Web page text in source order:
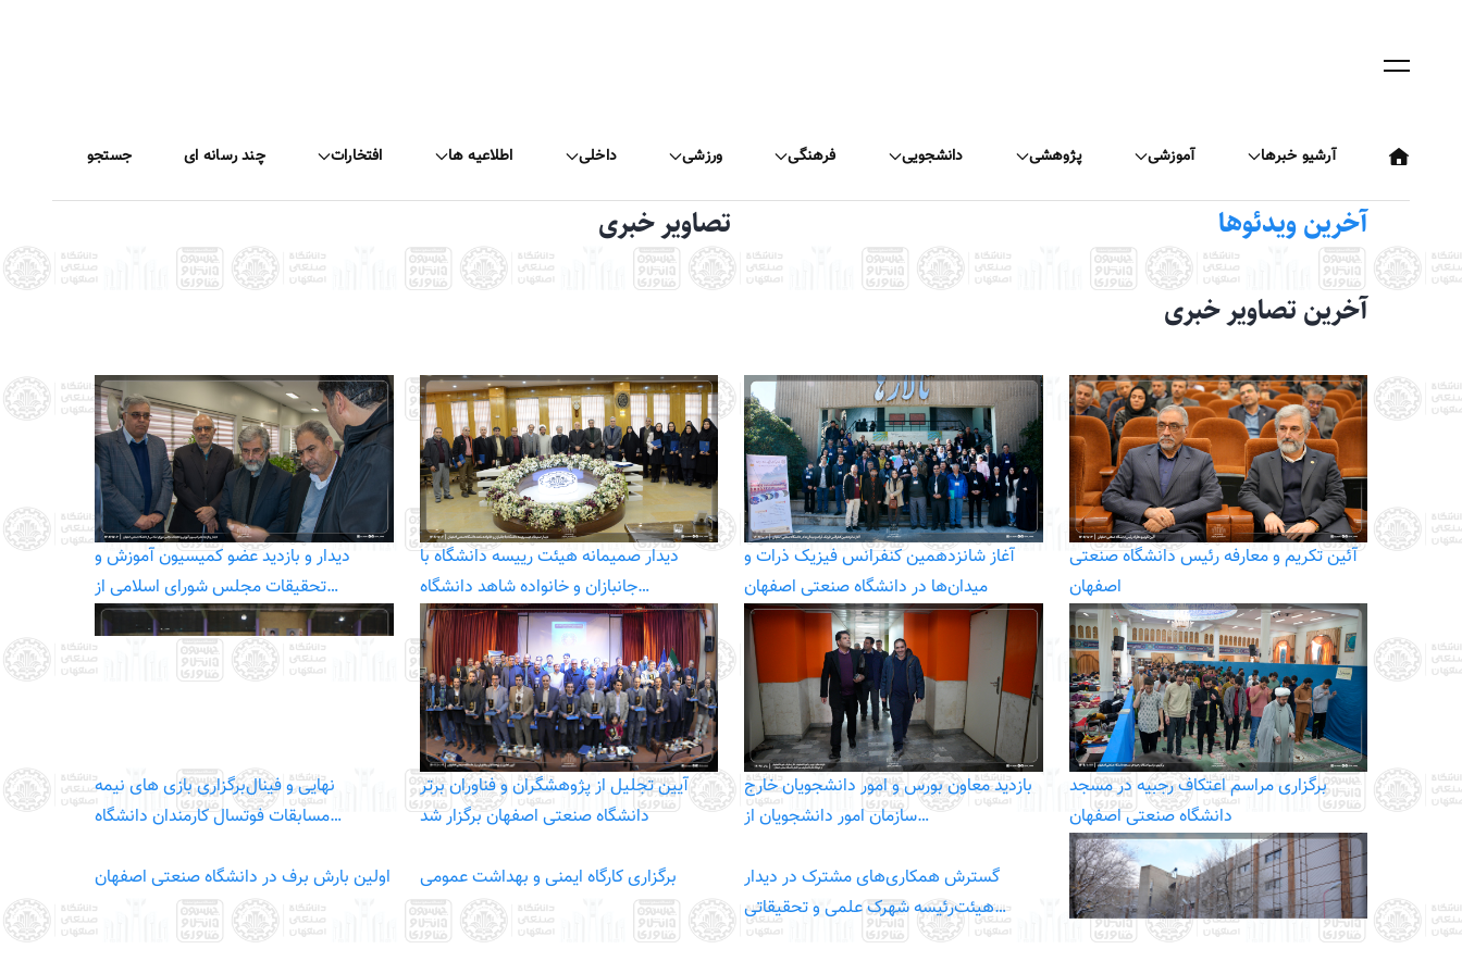
آرشیو خبرها آموزشی پژوهشی دانشجویی فرهنگی ورزشی داخلی اطلاعیه ها افتخارات چند رسانه ای جستجو
تصاویر خبری آخرین ویدئوها
آخرین تصاویر خبری
آئین تکریم و معارفه رئیس دانشگاه صنعتی
اصفهان
آغاز شانزدهمین کنفرانس فیزیک ذرات و
میدان‌ها در دانشگاه صنعتی اصفهان
دیدار صمیمانه هیئت رییسه دانشگاه با
جانبازان و خانواده شاهد دانشگاه…
دیدار و بازدید عضو کمیسیون آموزش و
تحقیقات مجلس شورای اسلامی از…
برگزاری مراسم اعتکاف رجبیه در مسجد
دانشگاه صنعتی اصفهان
بازدید معاون بورس و امور دانشجویان خارج
سازمان امور دانشجویان از…
آیین تجلیل از پژوهشگران و فناوران برتر
دانشگاه صنعتی اصفهان برگزار شد
برگزاری بازی های نیمه‎‌نهایی و فینال
مسابقات فوتسال کارمندان دانشگاه…
گسترش همکاری‌های مشترک در دیدار
هیئت‌رئیسه شهرک علمی و تحقیقاتی…
برگزاری کارگاه ایمنی و بهداشت عمومی اولین بارش برف در دانشگاه صنعتی اصفهان